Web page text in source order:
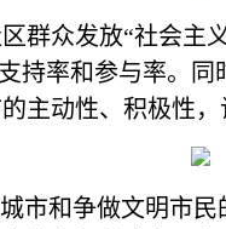
群众发放“社会
持率和参与率。
主动性、积极性，
市和争做文明市